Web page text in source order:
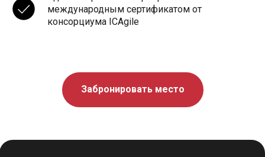
международным сертификатом от
консорциума ICAgile
Забронировать место